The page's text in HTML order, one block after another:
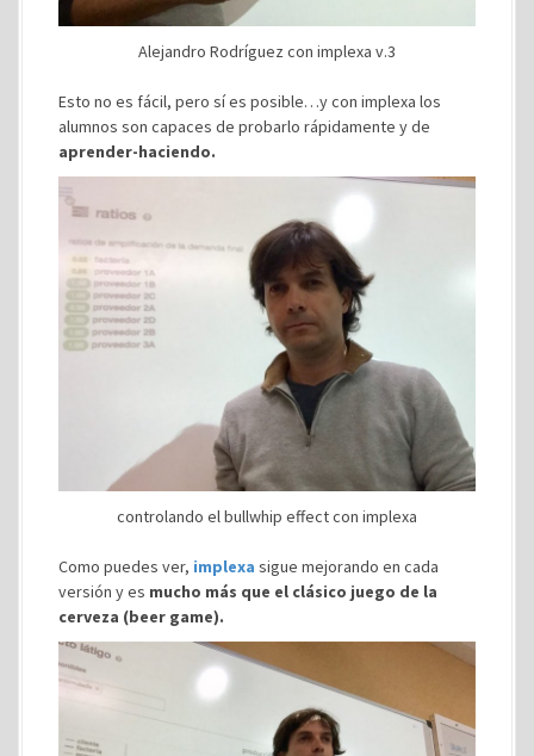
Alejandro Rodríguez con implexa v.3
Esto no es fácil, pero sí es posible…y con implexa los
alumnos son capaces de probarlo rápidamente y de
aprender-haciendo.
controlando el bullwhip effect con implexa
Como puedes ver, implexa sigue mejorando en cada
versión y es mucho más que el clásico juego de la
cerveza (beer game).